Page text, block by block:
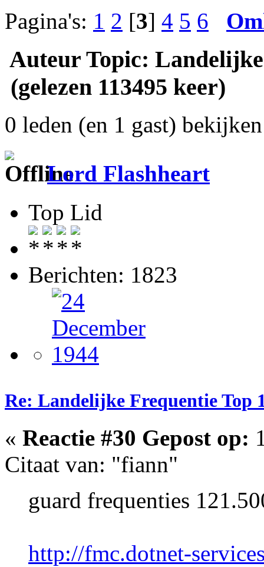
Pagina's: 1 2 [3] 4 5 6
Auteur Topic:
(gelezen 113495 keer)
0 leden (en 1 gast)
Lord Flashheart
Top Lid
Berichten: 1823
Re: Landelijke Frequentie Top
« Reactie #30 Gepost op:
Citaat van: "fiann"
guard frequenties
http://fmc.dotnet-